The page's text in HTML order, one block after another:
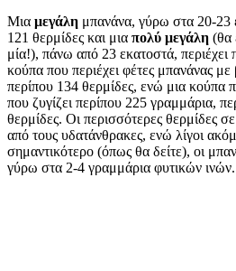
Μια μεγάλη μπανάνα, γύρω στα 20-23
121 θερμίδες και μια πολύ μεγάλη (θα
μία!), πάνω από 23 εκατοστά, περιέχει
κούπα που περιέχει φέτες μπανάνας
περίπου 134 θερμίδες, ενώ μια κούπα
που ζυγίζει περίπου 225 γραμμάρια,
θερμίδες. Οι περισσότερες θερμίδες
από τους υδατάνθρακες, ενώ λίγοι
σημαντικότερο (όπως θα δείτε), οι
γύρω στα 2-4 γραμμάρια φυτικών ινών.